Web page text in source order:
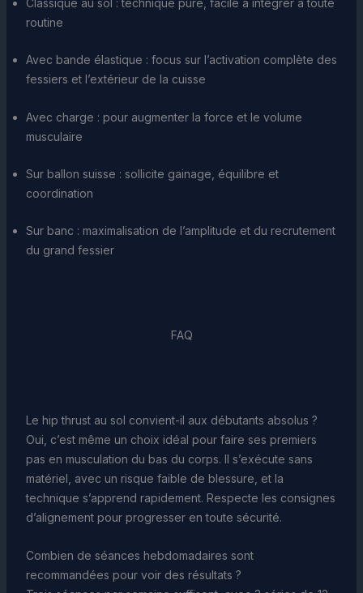
routine
Avec bande élastique : focus sur l’activation complète des
fessiers et l’extérieur de la cuisse
Avec charge : pour augmenter la force et le volume
musculaire
Sur ballon suisse : sollicite gainage, équilibre et
coordination
Sur banc : maximalisation de l’amplitude et du recrutement
du grand fessier
FAQ
Le hip thrust au sol convient-il aux débutants absolus ?
Oui, c’est même un choix idéal pour faire ses premiers
pas en musculation du bas du corps. Il s’exécute sans
matériel, avec un risque faible de blessure, et la
technique s’apprend rapidement. Respecte les consignes
d’alignement pour progresser en toute sécurité.
Combien de séances hebdomadaires sont
recommandées pour voir des résultats ?